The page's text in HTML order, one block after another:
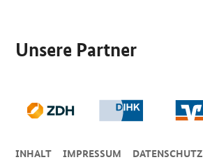
Unsere Partner
INHALT IMPRESSUM
DA­TEN­SCHUTZ